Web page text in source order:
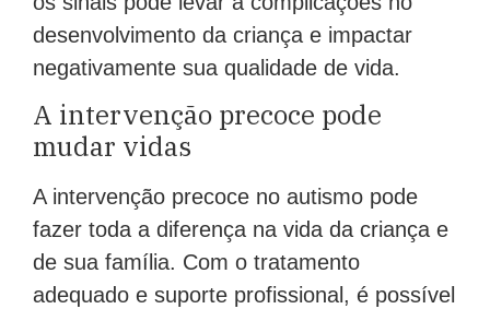
desenvolvimento da criança e impactar
negativamente sua qualidade de vida.
A intervenção precoce pode
mudar vidas
A intervenção precoce no autismo pode
fazer toda a diferença na vida da criança e
de sua família. Com o tratamento
adequado e suporte profissional, é possível